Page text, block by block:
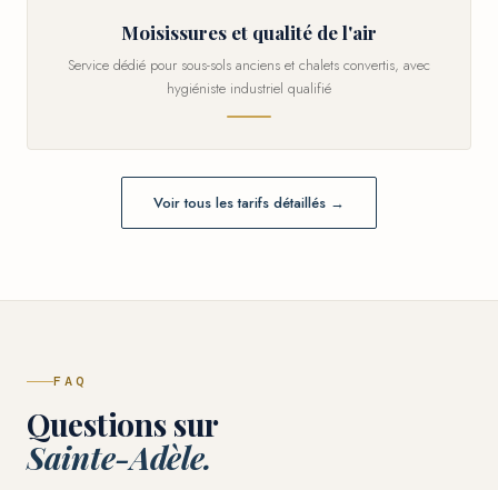
Moisissures et qualité de l'air
Service dédié pour sous-sols anciens et chalets convertis, avec
hygiéniste industriel qualifié
Voir tous les tarifs détaillés →
FAQ
Questions sur
Sainte-Adèle.